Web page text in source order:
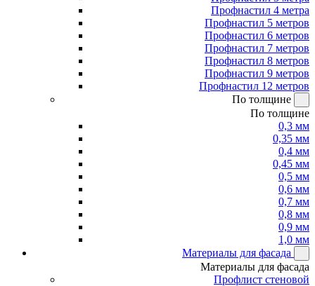
Профнастил 4 метра
Профнастил 5 метров
Профнастил 6 метров
Профнастил 7 метров
Профнастил 8 метров
Профнастил 9 метров
Профнастил 12 метров
По толщине
По толщине
0,3 мм
0,35 мм
0,4 мм
0,45 мм
0,5 мм
0,6 мм
0,7 мм
0,8 мм
0,9 мм
1,0 мм
Материалы для фасада
Материалы для фасада
Профлист стеновой